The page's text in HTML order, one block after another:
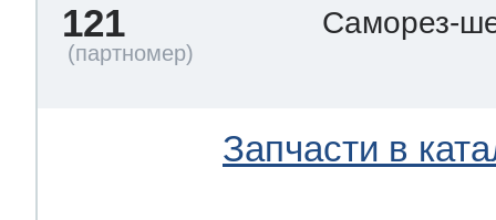
121 Саморез-
Запчасти в